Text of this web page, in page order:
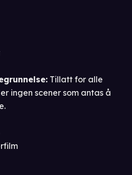
: Tillatt for alle
ingen scener som antas å